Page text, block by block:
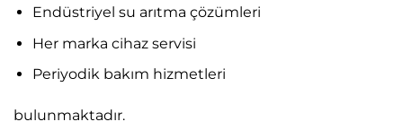
Endüstriyel su arıtma çözümleri
Her marka cihaz servisi
Periyodik bakım hizmetleri
bulunmaktadır.